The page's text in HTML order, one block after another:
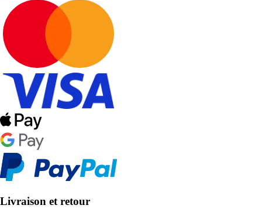
Livraison et retour